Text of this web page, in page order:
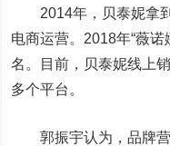
2014年，贝泰妮拿到
电商运营。2018年“薇
名。目前，贝泰妮线上
多个平台。
郭振宇认为，品牌营